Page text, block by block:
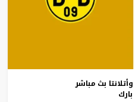
وأتلانتا بث مباشر
بارك